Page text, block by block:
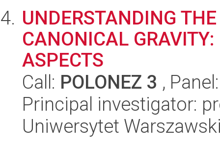
UNDERSTANDING
CANONICAL
ASPECTS
Call: POLONEZ 3 ,
Principal investigator:
Uniwersytet